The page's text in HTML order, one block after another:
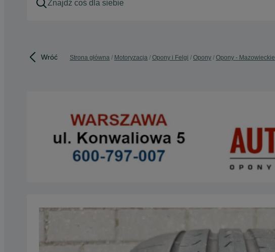
Wróć Strona główna Motoryzacja Opony i Felgi Opony Opony - Mazowieckie